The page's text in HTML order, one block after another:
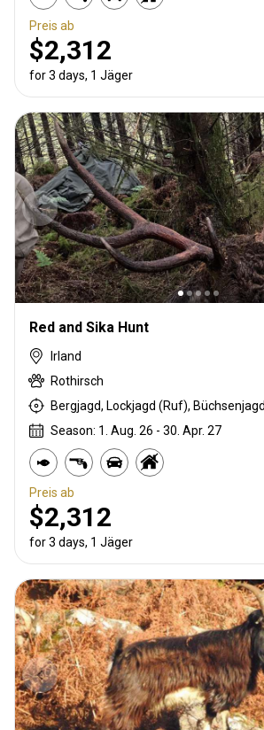
Preis ab
$2,312
for 3 days, 1 Jäger
Red and Sika Hunt
Irland
Rothirsch
Bergjagd, Lockjagd (Ruf),
Season: 1. Aug. 26 - 30. Apr. 27
Preis ab
$2,312
for 3 days, 1 Jäger